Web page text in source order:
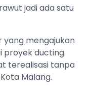
jadi ada satu
yang mengajukan
proyek ducting.
terealisasi tanpa
Malang.